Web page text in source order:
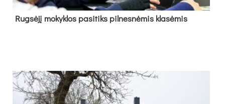
Rug­sė­jį mo­kyk­los pa­si­tiks pil­nes­nė­mis kla­sė­mis